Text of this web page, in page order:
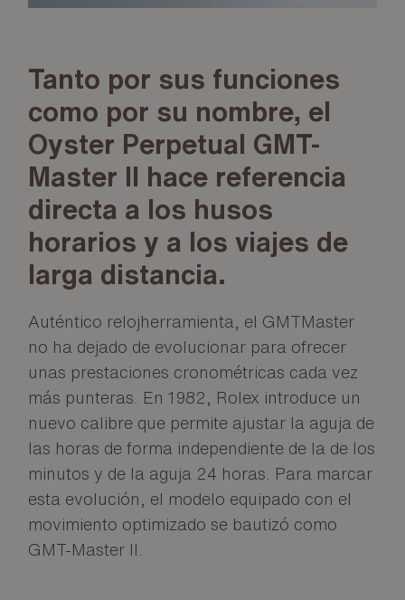
Tanto por sus funciones
como por su nombre, el
Oyster Perpetual GMT-
Master II hace referencia
directa a los husos
horarios y a los viajes de
larga distancia.
Auténtico relojherramienta, el GMTMaster
no ha dejado de evolucionar para ofrecer
unas prestaciones cronométricas cada vez
más punteras. En 1982, Rolex introduce un
nuevo calibre que permite ajustar la aguja de
las horas de forma independiente de la de los
minutos y de la aguja 24 horas. Para marcar
esta evolución, el modelo equipado con el
movimiento optimizado se bautizó como
GMT-Master II.